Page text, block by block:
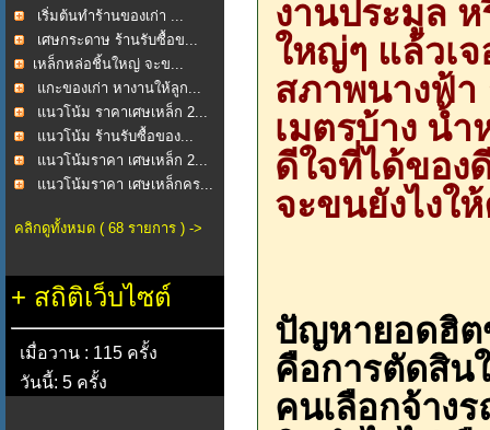
เริ่มต้นทำร้านของเก่า ...
เศษกระดาษ ร้านรับซื้อข...
​เหล็กหล่อชิ้นใหญ่ จะข...
แกะของเก่า หางานให้ลูก...
แนวโน้ม ราคาเศษเหล็ก 2...
แนวโน้ม ร้านรับซื้อของ...
แนวโน้มราคา เศษเหล็ก 2...
แนวโน้มราคา เศษเหล็กคร...
คลิกดูทั้งหมด ( 68 รายการ ) ->
+ สถิติเว็บไซต์
เมื่อวาน : 115 ครั้ง
วันนี้: 5 ครั้ง
งานประมูล
ใหญ่ๆ แล้วเ
สภาพนางฟ้า
เมตรบ้าง น้
ดีใจที่ได้ของ
จะขนยังไงใ
ปัญหายอดฮิต
คือการตัดสิน
คนเลือกจ้างร